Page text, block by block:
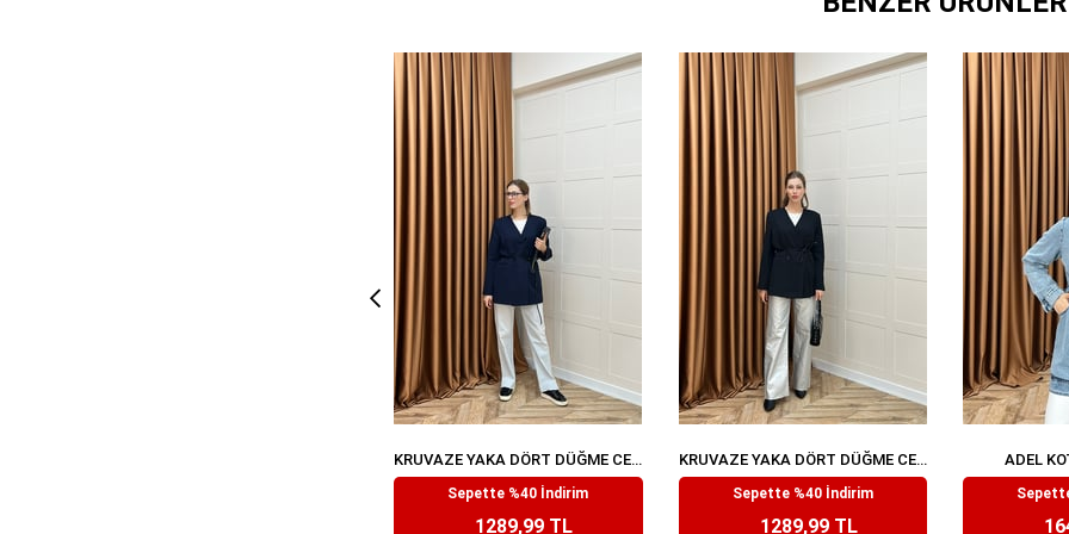
KRUVAZE YAKA DÖRT DÜĞME CEKET LACIVERT
₺2.149,99
Sepette %40 İndirim
1289,99 TL
KRUVAZE YAKA DÖRT DÜĞME CEKET SIYAH
₺2.149,99
Sepette %40 İndirim
1289,99 TL
ADEL